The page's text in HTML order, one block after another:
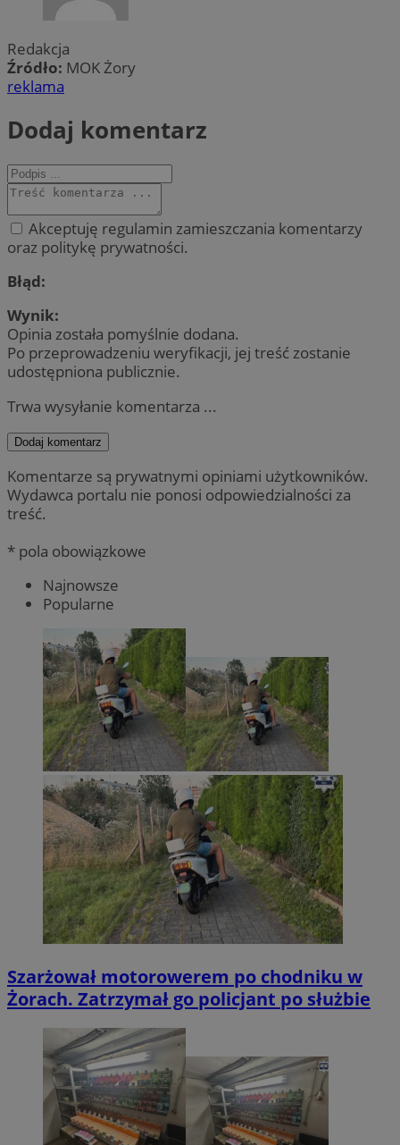
Redakcja
Źródło: MOK Żory
reklama
Dodaj komentarz
Akceptuję regulamin zamieszczania komentarzy
oraz politykę prywatności.
Błąd:
Wynik:
Opinia została pomyślnie dodana.
Po przeprowadzeniu weryfikacji, jej treść zostanie
udostępniona publicznie.
Trwa wysyłanie komentarza ...
Dodaj komentarz
Komentarze są prywatnymi opiniami użytkowników.
Wydawca portalu nie ponosi odpowiedzialności za
treść.
* pola obowiązkowe
Najnowsze
Popularne
Szarżował motorowerem po chodniku w
Żorach. Zatrzymał go policjant po służbie